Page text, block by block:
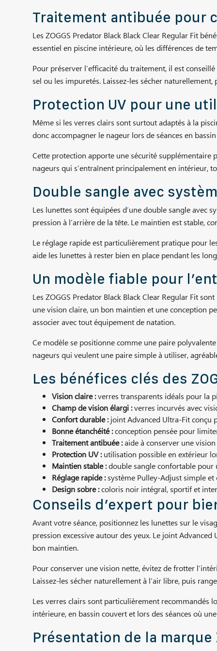
Traitement antibuée pour
Les ZOGGS Predator Black Black Clear Regular Fit
essentiel en piscine intérieure, où les différences de
Pour préserver l’efficacité du traitement, il est
sel ou les impuretés. Laissez-les sécher
Protection UV pour une
Même si les verres clairs sont surtout adaptés à la
donc accompagner le nageur lors de séances en
Cette protection apporte une sécurité supplémentaire
nageurs qui s’entraînent principalement en intérieur,
Double sangle avec
Les lunettes sont équipées d’une double sangle avec
pression à l’arrière de la tête. Le maintien est stable,
Le réglage rapide est particulièrement pratique pour
aide les lunettes à rester bien en place pendant les
Un modèle fiable pour
Les ZOGGS Predator Black Black Clear Regular Fit
une vision claire, un bon maintien et une conception
associer avec tout équipement de natation.
Ce modèle se positionne comme une paire
nageurs qui veulent une paire simple à utiliser,
Les bénéfices clés des
Vision claire :verres transparents idéals pour la
Champ de vision élargi :verres incurvés avec
Confort durable :joint Advanced Ultra-Fit conçu
Bonne étanchéité :conception pensée pour
Traitement antibuée :aide à conserver une
Protection UV :utilisation possible en extérieur
Maintien stable :double sangle confortable pour
Réglage rapide :système Pulley-Adjust simple et
Design sobre :coloris noir intégral, sportif et
Conseils d’expert pour
Avant votre séance, positionnez les lunettes sur le
pression excessive autour des yeux. Le joint
bon maintien.
Pour conserver une vision nette, évitez de frotter
Laissez-les sécher naturellement à l’air libre, puis
Les verres clairs sont particulièrement recommandés
intérieure, en bassin couvert et lors des séances où
Présentation de la marque